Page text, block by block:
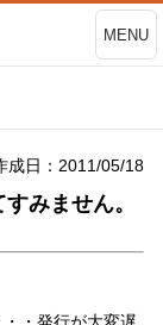
MENU
成日：2011/05/18
みません。